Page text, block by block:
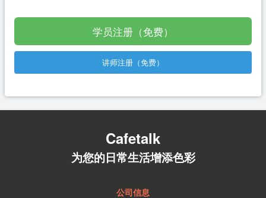
学员注册（免费）
讲师注册（免费）
Cafetalk
为您的日常生活增添色彩
公司信息